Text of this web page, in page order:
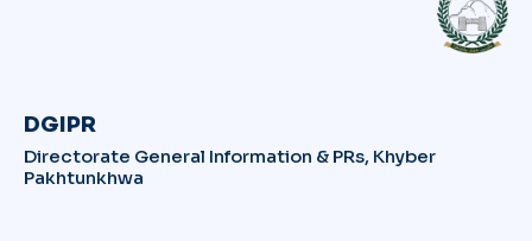
DGIPR
Directorate General Information & PRs, Khyber
Pakhtunkhwa